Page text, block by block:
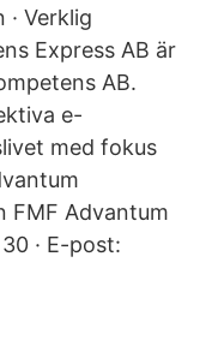
Verklig
Express AB är
AB.
e-
med fokus
FMF Advantum
· E-post: